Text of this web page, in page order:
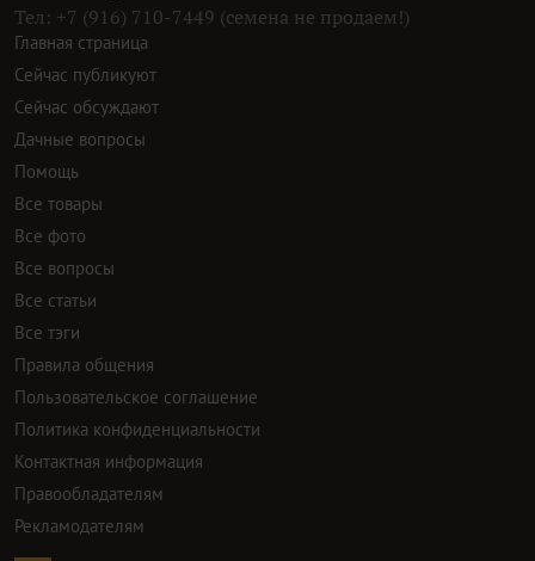
Тел: +7 (916) 710-7449 (семена не продаем!)
Главная страница
Сейчас публикуют
Сейчас обсуждают
Дачные вопросы
Помощь
Все товары
Все фото
Все вопросы
Все статьи
Все тэги
Правила общения
Пользовательское соглашение
Политика конфиденциальности
Контактная информация
Правообладателям
Рекламодателям